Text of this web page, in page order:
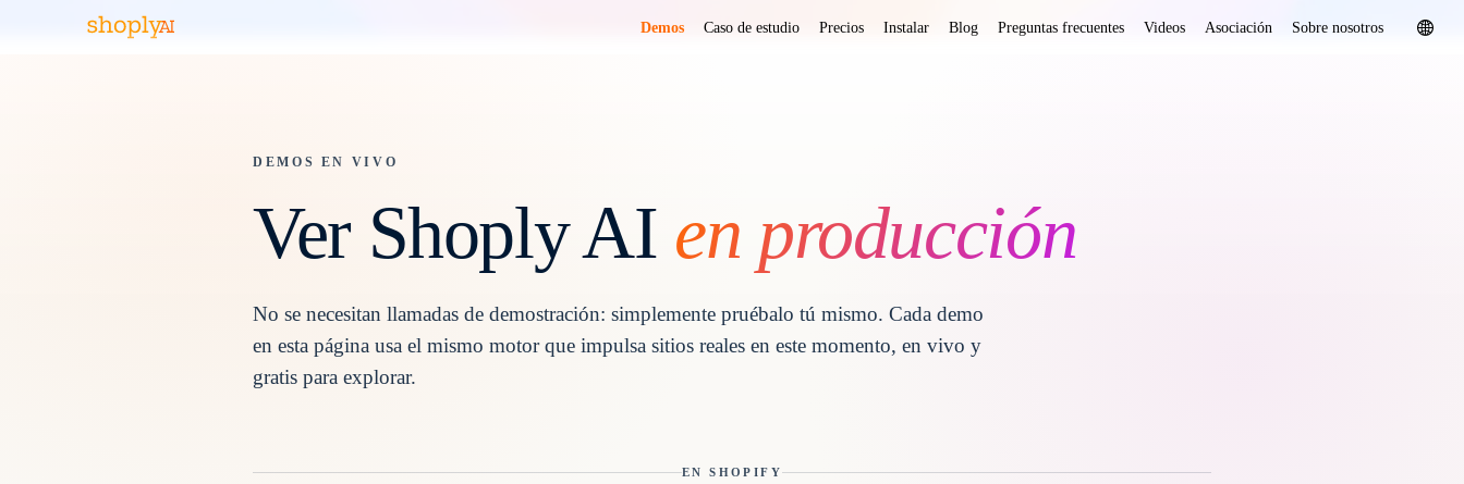
Demos Caso de estudio Precios Instalar Blog Preguntas frecuentes Videos Asociación Sobre nosotros
DEMOS EN VIVO
Ver Shoply AI en producción
No se necesitan llamadas de demostración: simplemente pruébalo tú mismo. Cada demo
en esta página usa el mismo motor que impulsa sitios reales en este momento, en vivo y
gratis para explorar.
EN SHOPIFY